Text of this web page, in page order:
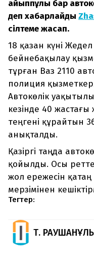
айыппұлы бар
деп хабарлайды
сілтеме жасап.
18 қазан күні
бейнебақылау
тұрған Ваз 2110
полиция
Автокөлік
кезінде 40 жастағы
теңгені құрайтын
анықталды.
Қазіргі таңда
қойылды. Осы
жол ережесін
мерзімінен
Тегтер:
Т.